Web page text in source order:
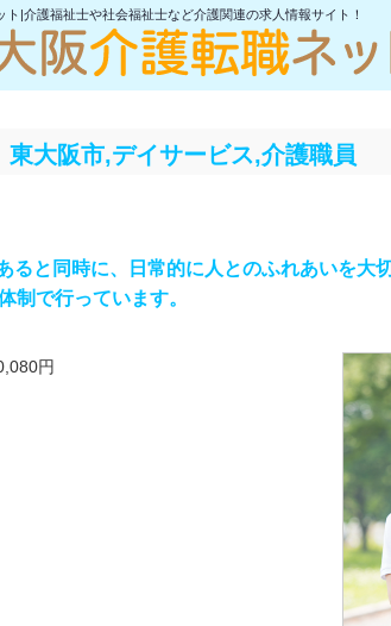
ト|介護福祉士や社会福祉士など介護関連の求人情報サイト！
東大阪市,デイサービス,介護職員
ると同時に、日常的に人とのふれあいを大
制で行っています。
円